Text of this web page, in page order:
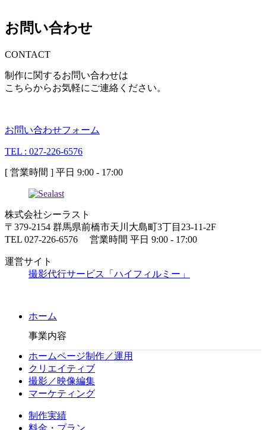
お問い合わせ
CONTACT
制作に関するお問い合わせは
こちらからお気軽にご連絡ください。
お問い合わせフォーム
TEL : 027-226-6576
[ 営業時間 ] 平日 9:00 - 17:00
株式会社シーラスト
〒379-2154 群馬県前橋市天川大島町3丁目23-11-2F
TEL 027-226-6576 営業時間 平日 9:00 - 17:00
運営サイト
撮影代行サービス「ハイフィルミー」
ホーム
事業内容
ホームページ制作／運用
クリエイティブ
撮影／映像編集
マーケティング
制作実績
料金・プラン